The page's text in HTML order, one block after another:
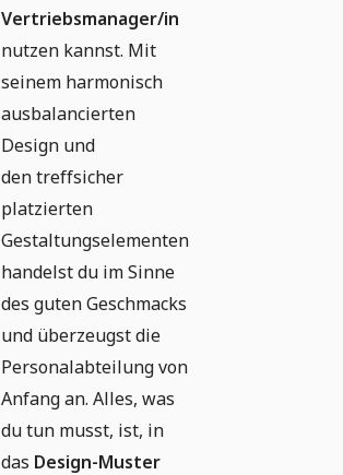
Vertriebsmanager/in
nutzen kannst. Mit
seinem harmonisch
ausbalancierten
Design und
den treffsicher
platzierten
Gestaltungselementen
handelst du im Sinne
des guten Geschmacks
und überzeugst die
Personalabteilung von
Anfang an. Alles, was
du tun musst, ist, in
das Design-Muster